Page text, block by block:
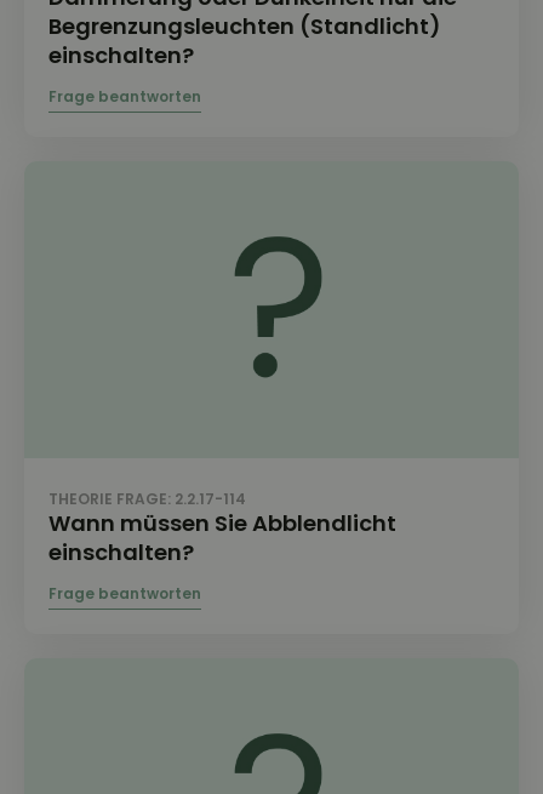
Begrenzungsleuchten (Standlicht)
einschalten?
THEORIE FRAGE: 2.2.17-114
Wann müssen Sie Abblendlicht
einschalten?